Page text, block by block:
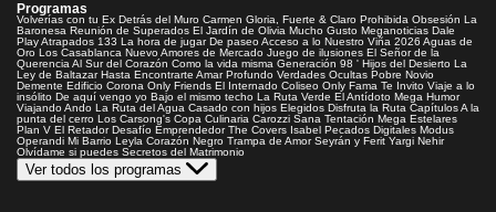
Programas
Volverías con tu Ex Detrás del Muro Carmen Gloria, Fuerte & Claro Prohibida Obsesión La
Baronesa Reunión de Superados El Jardín de Olivia Mucho Gusto Meganoticias Dale
PlayAtrapados 133 La hora de jugar De paseoAcceso a lo Nuestro Viña 2026 Aguas de
Oro Los Casablanca Nuevo Amores de Mercado Juego de ilusiones El Señor de la
Querencia Al Sur del Corazón Como la vida misma Generación 98 ' Hijos del Desierto La
Ley de Baltazar Hasta Encontrarte Amar Profundo Verdades Ocultas Pobre Novio
Demente Edificio Corona Only Friends El Internado Coliseo Only Fama Te Invito Viaje a lo
insólito De aquí vengo yo Bajo el mismo techo La Ruta Verde El Antídoto Mega Humor
Viajando Ando La Ruta del Agua Casado con hijos Elegidos Disfruta la Ruta CapítulosA la
punta del cerro Los Carsong's Copa Culinaria Carozzi Sana Tentación Mega Estelares
Plan V El Retador Desafío Emprendedor The Covers Isabel Pecados Digitales Modus
Operandi Mi Barrio Leyla Corazón Negro Trampa de Amor Seyrán y Ferit Yargi Nehir
Olvídame si puedes Secretos del Matrimonio
Ver todos los programas